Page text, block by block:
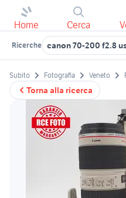
Home Cerca
Ricerche canon 70-200 f2.8
Torna alla ricerca
Subito Fotografia Veneto